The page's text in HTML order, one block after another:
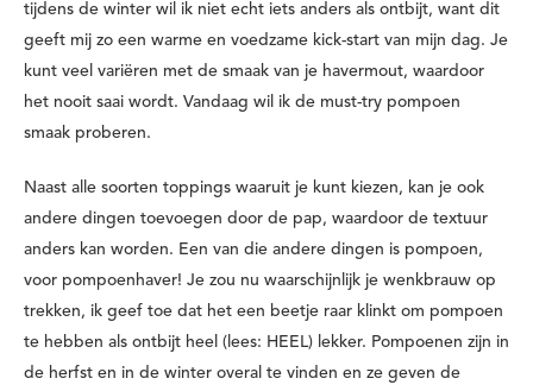
tijdens de winter wil ik niet echt iets anders als ontbijt, want dit
geeft mij zo een warme en voedzame kick-start van mijn dag. Je
kunt veel variëren met de smaak van je havermout, waardoor
het nooit saai wordt. Vandaag wil ik de must-try pompoen
smaak proberen.
Naast alle soorten toppings waaruit je kunt kiezen, kan je ook
andere dingen toevoegen door de pap, waardoor de textuur
anders kan worden. Een van die andere dingen is pompoen,
voor pompoenhaver! Je zou nu waarschijnlijk je wenkbrauw op
trekken, ik geef toe dat het een beetje raar klinkt om pompoen
te hebben als ontbijt heel (lees: HEEL) lekker. Pompoenen zijn in
de herfst en in de winter overal te vinden en ze geven de